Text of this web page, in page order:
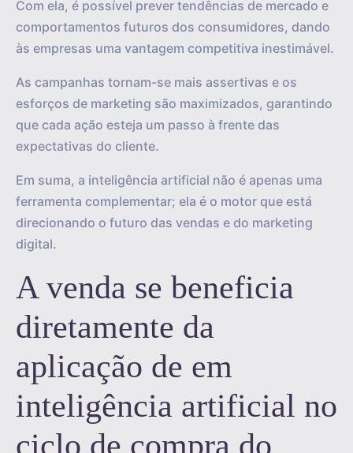
Com ela, é possível prever tendências de mercado e
comportamentos futuros dos consumidores, dando
às empresas uma vantagem competitiva inestimável.
As campanhas tornam-se mais assertivas e os
esforços de marketing são maximizados, garantindo
que cada ação esteja um passo à frente das
expectativas do cliente.
Em suma, a inteligência artificial não é apenas uma
ferramenta complementar; ela é o motor que está
direcionando o futuro das vendas e do marketing
digital.
A venda se beneficia
diretamente da
aplicação de em
inteligência artificial no
ciclo de compra do